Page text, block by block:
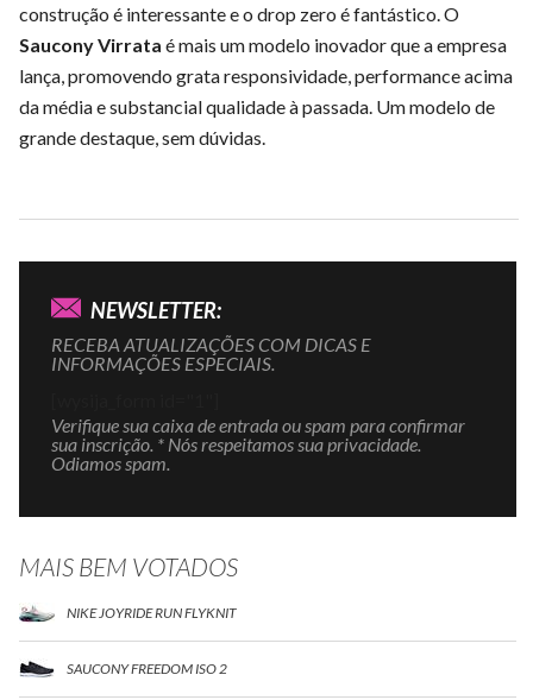
construção é interessante e o drop zero é fantástico. O
Saucony Virrata é mais um modelo inovador que a empresa
lança, promovendo grata responsividade, performance acima
da média e substancial qualidade à passada. Um modelo de
grande destaque, sem dúvidas.
NEWSLETTER:
RECEBA ATUALIZAÇÕES COM DICAS E
INFORMAÇÕES ESPECIAIS.
Verifique sua caixa de entrada ou spam para confirmar
sua inscrição. * Nós respeitamos sua privacidade.
Odiamos spam.
MAIS BEM VOTADOS
NIKE JOYRIDE RUN FLYKNIT
SAUCONY FREEDOM ISO 2